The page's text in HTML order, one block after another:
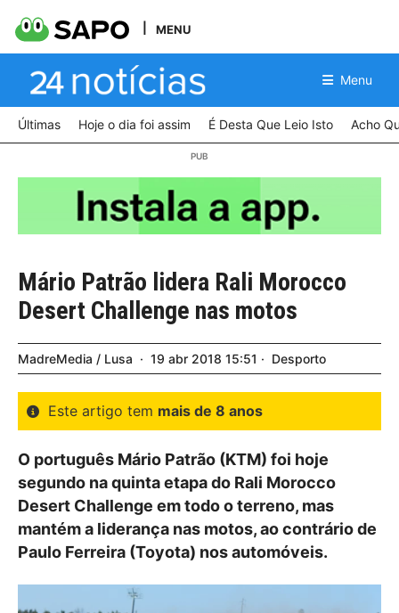
MENU
Menu
Últimas Hoje o dia foi assim É Desta Que Leio Isto Acho
Mário Patrão lidera Rali Morocco
Desert Challenge nas motos
MadreMedia / Lusa 19 abr 2018 15:51 Desporto
Este artigo tem mais de 8 anos
O português Mário Patrão (KTM) foi hoje
segundo na quinta etapa do Rali Morocco
Desert Challenge em todo o terreno, mas
mantém a liderança nas motos, ao contrário de
Paulo Ferreira (Toyota) nos automóveis.